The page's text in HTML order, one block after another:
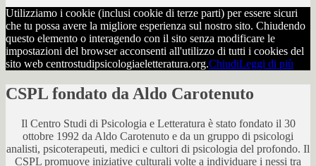
Utilizziamo i cookie (inclusi cookie di terze parti) per essere sicuri
che tu possa avere la migliore esperienza sul nostro sito. Chiudendo
questo elemento o interagendo con il sito senza modificare le
impostazioni del browser acconsenti all'utilizzo di tutti i cookies del
sito web centrostudipsicologiaeletteratura.org.ChiudiLeggi di più
CSPL fondato da Aldo Carotenuto
Il Centro Studi di Psicologia e Letteratura è stato fondato il 30
ottobre 1992 da Aldo Carotenuto e da un gruppo di psicologi
analisti, psicoterapeuti, medici e cultori di psicologia del profondo. Il
CSPL promuove iniziative culturali volte a individuare i nessi tra